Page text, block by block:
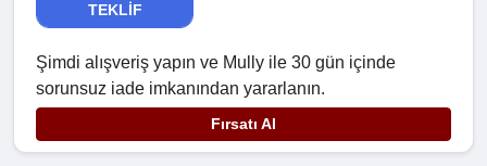
TEKLIF
Şimdi alışveriş yapın ve Mully ile 30 gün içinde
sorunsuz iade imkanından yararlanın.
Fırsatı Al